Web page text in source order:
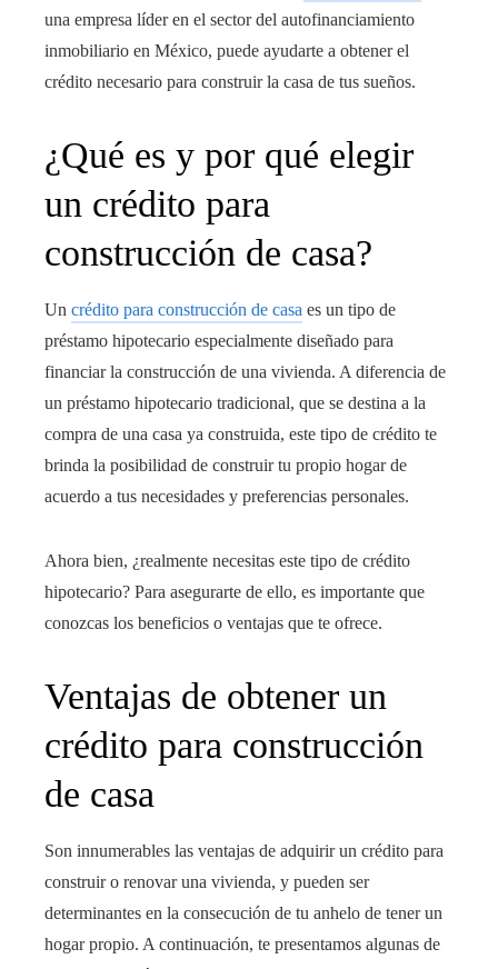
una empresa líder en el sector del autofinanciamiento
inmobiliario en México, puede ayudarte a obtener el
crédito necesario para construir la casa de tus sueños.
¿Qué es y por qué elegir
un crédito para
construcción de casa?
Un crédito para construcción de casa es un tipo de
préstamo hipotecario especialmente diseñado para
financiar la construcción de una vivienda. A diferencia de
un préstamo hipotecario tradicional, que se destina a la
compra de una casa ya construida, este tipo de crédito te
brinda la posibilidad de construir tu propio hogar de
acuerdo a tus necesidades y preferencias personales.
Ahora bien, ¿realmente necesitas este tipo de crédito
hipotecario? Para asegurarte de ello, es importante que
conozcas los beneficios o ventajas que te ofrece.
Ventajas de obtener un
crédito para construcción
de casa
Son innumerables las ventajas de adquirir un crédito para
construir o renovar una vivienda, y pueden ser
determinantes en la consecución de tu anhelo de tener un
hogar propio. A continuación, te presentamos algunas de